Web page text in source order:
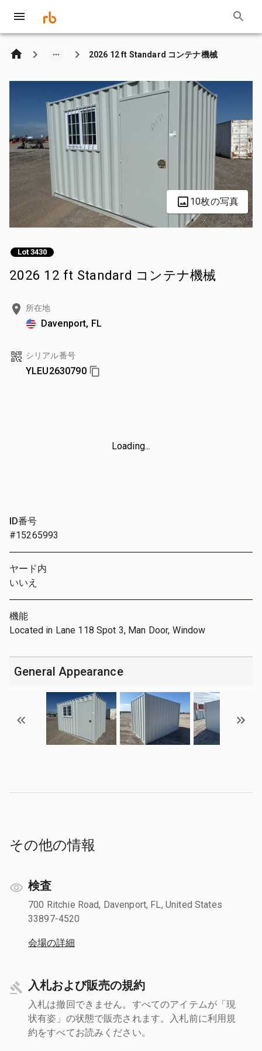
2026 12 ft Standard コンテナ機械
10枚の写真
Lot 3430
2026 12 ft Standard コンテナ機械
所在地
Davenport, FL
シリアル番号
YLEU2630790
Loading...
ID番号
#15265993
ヤード内
いいえ
機能
Located in Lane 118 Spot 3, Man Door, Window
General Appearance
その他の情報
検査
700 Ritchie Road, Davenport, FL, United States
33897-4520
会場の詳細
入札および販売の規約
入札は撤回できません。すべてのアイテムが「現
状有姿」の状態で販売されます。入札前に利用規
約をすべてお読みください。